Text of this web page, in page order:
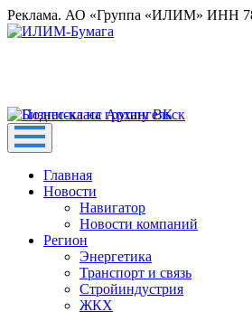
Реклама. АО «Группа «ИЛИМ» ИНН
Главная
Новости
Навигатор
Новости компаний
Регион
Энергетика
Транспорт и связь
Стройиндустрия
ЖКХ